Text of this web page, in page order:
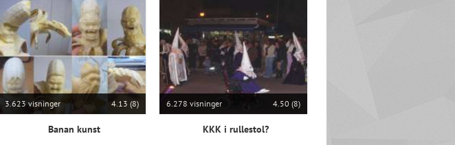
3.623 visninger 4.13 (8)
Banan kunst
6.278 visninger 4.50 (8)
KKK i rullestol?